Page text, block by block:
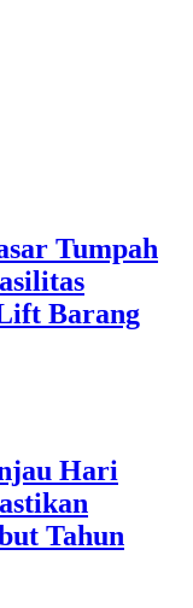
Tumpah
Barang
Hari
Tahun